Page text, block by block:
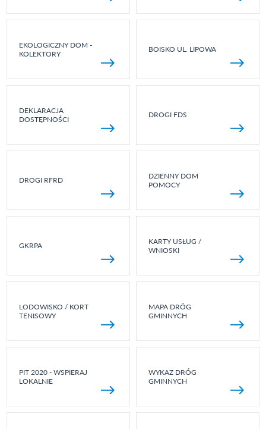
EKOLOGICZNY DOM -
KOLEKTORY
BOISKO UL. LIPOWA
DEKLARACJA
DOSTĘPNOŚCI
DROGI FDS
DROGI RFRD
DZIENNY DOM
POMOCY
GKRPA
KARTY USŁUG /
WNIOSKI
LODOWISKO / KORT
TENISOWY
MAPA DRÓG
GMINNYCH
PIT 2020 - WSPIERAJ
LOKALNIE
WYKAZ DRÓG
GMINNYCH